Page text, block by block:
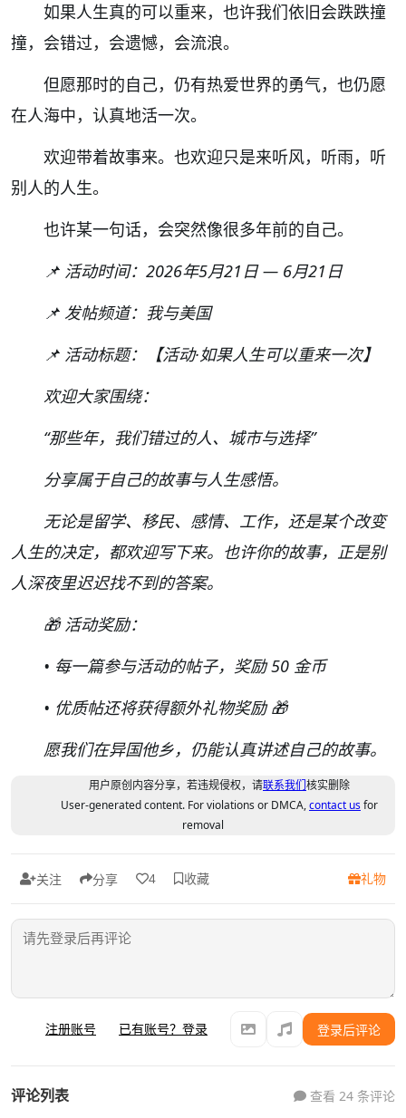
如果人生真的可以重来，也许我们依旧会跌跌撞
撞，会错过，会遗憾，会流浪。
但愿那时的自己，仍有热爱世界的勇气，也仍愿
在人海中，认真地活一次。
欢迎带着故事来。也欢迎只是来听风，听雨，听
别人的人生。
也许某一句话，会突然像很多年前的自己。
📌 活动时间：2026年5月21日 — 6月21日
📌 发帖频道：我与美国
📌 活动标题：【活动·如果人生可以重来一次】
欢迎大家围绕：
“那些年，我们错过的人、城市与选择”
分享属于自己的故事与人生感悟。
无论是留学、移民、感情、工作，还是某个改变
人生的决定，都欢迎写下来。也许你的故事，正是别
人深夜里迟迟找不到的答案。
🎁 活动奖励：
• 每一篇参与活动的帖子，奖励 50 金币
• 优质帖还将获得额外礼物奖励 🎁
愿我们在异国他乡，仍能认真讲述自己的故事。
用户原创内容分享，若违规侵权，请联系我们核实删除
User-generated content. For violations or DMCA,contact usfor
removal
关注 分享 4 收藏 礼物
注册账号 已有账号？登录 登录后评论
评论列表 查看 24 条评论